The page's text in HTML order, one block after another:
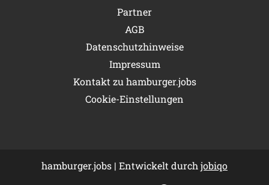
Partner
AGB
Datenschutzhinweise
Impressum
Kontakt zu hamburger.jobs
Cookie-Einstellungen
hamburger.jobs | Entwickelt durch jobiqo